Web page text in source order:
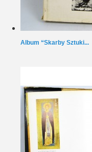
Album “Skarby Sztuki...